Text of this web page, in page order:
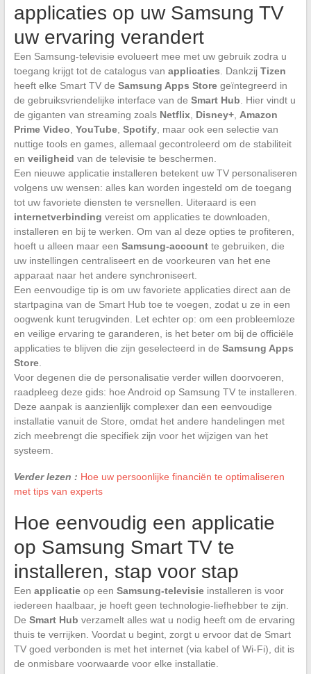
applicaties op uw Samsung TV
uw ervaring verandert
Een Samsung-televisie evolueert mee met uw gebruik zodra u
toegang krijgt tot de catalogus van applicaties . Dankzij Tizen
heeft elke Smart TV de Samsung Apps Storegeïntegreerd in
de gebruiksvriendelijke interface van de Smart Hub . Hier vindt u
de giganten van streaming zoals Netflix, Disney+, Amazon
Prime Video YouTube, Spotify, maar ook een selectie van
nuttige tools en games, allemaal gecontroleerd om de stabiliteit
en veiligheid van de televisie te beschermen.
Een nieuwe applicatie installeren betekent uw TV personaliseren
volgens uw wensen: alles kan worden ingesteld om de toegang
tot uw favoriete diensten te versnellen. Uiteraard is een
internetverbinding vereist om applicaties te downloaden,
installeren en bij te werken. Om van al deze opties te profiteren,
hoeft u alleen maar een Samsung-accountte gebruiken, die
uw instellingen centraliseert en de voorkeuren van het ene
apparaat naar het andere synchroniseert.
Een eenvoudige tip is om uw favoriete applicaties direct aan de
startpagina van de Smart Hub toe te voegen, zodat u ze in een
oogwenk kunt terugvinden. Let echter op: om een probleemloze
en veilige ervaring te garanderen, is het beter om bij de officiële
applicaties te blijven die zijn geselecteerd in de Samsung Apps
Store.
Voor degenen die de personalisatie verder willen doorvoeren,
raadpleeg deze gids: hoe Android op Samsung TV te installeren.
Deze aanpak is aanzienlijk complexer dan een eenvoudige
installatie vanuit de Store, omdat het andere handelingen met
zich meebrengt die specifiek zijn voor het wijzigen van het
systeem.
Verder lezen : Hoe uw persoonlijke financiën te optimaliseren
met tips van experts
Hoe eenvoudig een applicatie
op Samsung Smart TV te
installeren, stap voor stap
Een applicatieop een Samsung-televisieinstalleren is voor
iedereen haalbaar, je hoeft geen technologie-liefhebber te zijn.
De Smart Hub verzamelt alles wat u nodig heeft om de ervaring
thuis te verrijken. Voordat u begint, zorgt u ervoor dat de Smart
TV goed verbonden is met het internet (via kabel of Wi-Fi), dit is
de onmisbare voorwaarde voor elke installatie.